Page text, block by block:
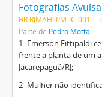
Fotografias
BR RJMAHI PM-IC-001
Parte de Pedro Motta
1- Emerson Fittipaldi
frente a planta de um
Jacarepaguá/RJ;
2- Mulher não